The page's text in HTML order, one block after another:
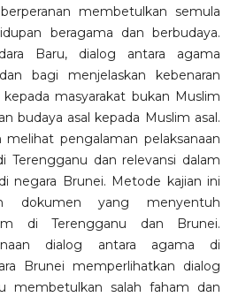
membetulkan semula
beragama dan berbudaya.
Baru, dialog antara agama
bagi menjelaskan kebenaran
masyarakat bukan Muslim
budaya asal kepada Muslim asal.
melihat pengalaman pelaksanaan
Terengganu dan relevansi dalam
negara Brunei. Metode kajian ini
dokumen yang menyentuh
di Terengganu dan Brunei.
dialog antara agama di
Brunei memperlihatkan dialog
membetulkan salah faham dan